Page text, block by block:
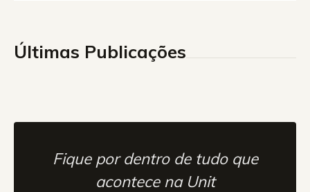
Últimas Publicações
Fique por dentro de tudo que
acontece na Unit